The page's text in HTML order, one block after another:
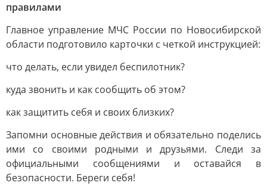
правилами
Главное управление МЧС России по Новосибирской
области подготовило карточки с четкой инструкцией:
что делать, если увидел беспилотник?
куда звонить и как сообщить об этом?
как защитить себя и своих близких?
Запомни основные действия и обязательно поделись
ими со своими родными и друзьями. Следи за
официальными сообщениями и оставайся в
безопасности. Береги себя!